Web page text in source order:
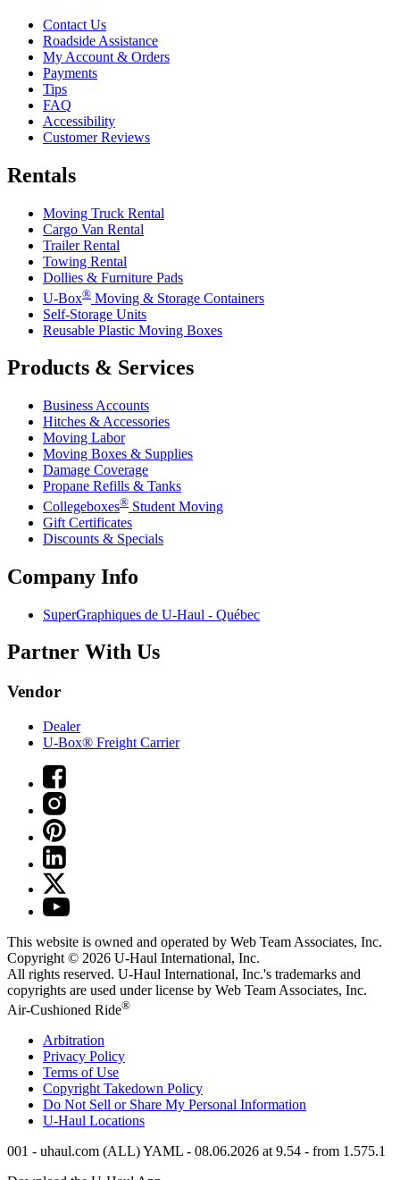
Contact Us
Roadside Assistance
My Account & Orders
Payments
Tips
FAQ
Accessibility
Customer Reviews
Rentals
Moving Truck Rental
Cargo Van Rental
Trailer Rental
Towing Rental
Dollies & Furniture Pads
U-Box® Moving & Storage Containers
Self-Storage Units
Reusable Plastic Moving Boxes
Products & Services
Business Accounts
Hitches & Accessories
Moving Labor
Moving Boxes & Supplies
Damage Coverage
Propane Refills & Tanks
Collegeboxes® Student Moving
Gift Certificates
Discounts & Specials
Company Info
SuperGraphiques de U-Haul - Québec
Partner With Us
Vendor
Dealer
U-Box® Freight Carrier
This website is owned and operated by Web Team Associates, Inc.
Copyright © 2026 U-Haul International, Inc.
All rights reserved. U-Haul International, Inc.'s trademarks and
copyrights are used under license by Web Team Associates, Inc.
Air-Cushioned Ride®
Arbitration
Privacy Policy
Terms of Use
Copyright Takedown Policy
Do Not Sell or Share My Personal Information
U-Haul Locations
001 - uhaul.com (ALL) YAML - 08.06.2026 at 9.54 - from 1.575.1